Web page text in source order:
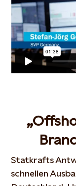
Statkrafts
schnellen